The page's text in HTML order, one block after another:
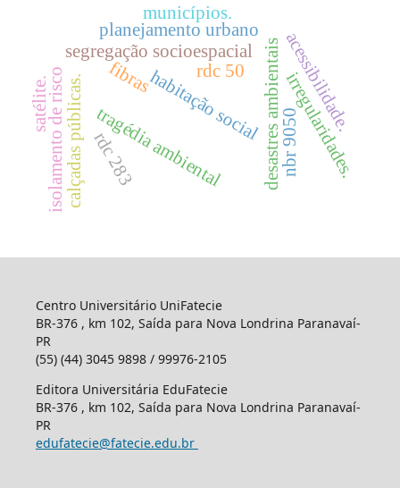
habitação social
tragédia ambiental desastres ambientais
segregação socioespacial
planejamento urbano
municípios.
irregularidades.
calçadas públicas. acessibilidade.
rdc 283
rdc 50
nbr 9050
isolamento de risco
satélite. fibras
Centro Universitário UniFatecie
BR-376 , km 102, Saída para Nova Londrina Paranavaí-
PR
(55) (44) 3045 9898 / 99976-2105
Editora Universitária EduFatecie
BR-376 , km 102, Saída para Nova Londrina Paranavaí-
PR
edufatecie@fatecie.edu.br